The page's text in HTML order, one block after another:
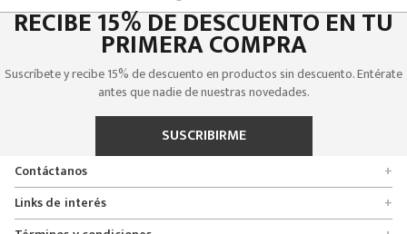
RECIBE 15% DE DESCUENTO EN TU
PRIMERA COMPRA
Suscríbete y recibe 15% de descuento en productos sin descuento. Entérate
antes que nadie de nuestras novedades.
SUSCRIBIRME
Contáctanos
+
Encuentra tu tienda
Formulario de solicitudes
Links de interés +
Quienes somos